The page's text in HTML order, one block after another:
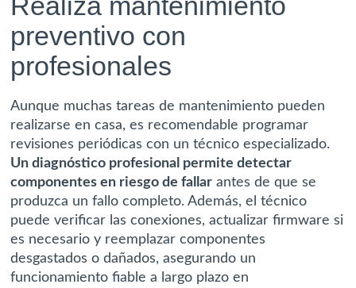
preventivo con
profesionales
Aunque muchas tareas de mantenimiento pueden
realizarse en casa, es recomendable programar
revisiones periódicas con un técnico especializado.
Un diagnóstico profesional permite detectar
componentes en riesgo de fallar antes de que se
produzca un fallo completo. Además, el técnico
puede verificar las conexiones, actualizar firmware si
es necesario y reemplazar componentes
desgastados o dañados, asegurando un
funcionamiento fiable a largo plazo en